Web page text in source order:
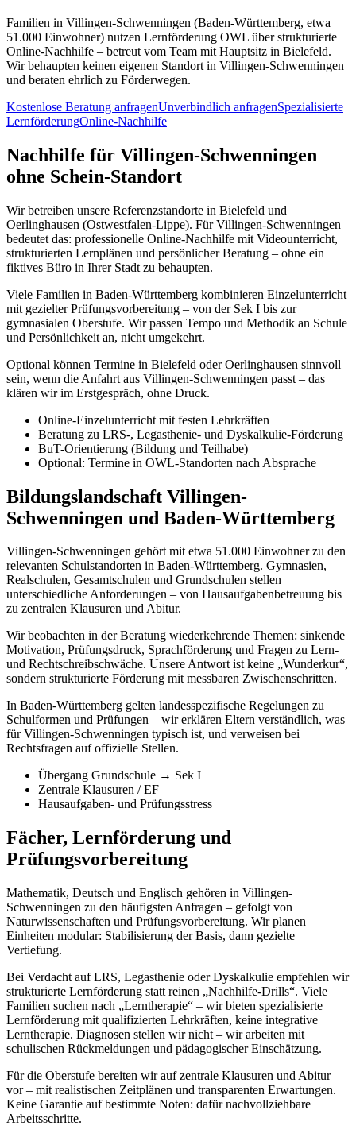
Familien in Villingen-Schwenningen (Baden-Württemberg, etwa
51.000 Einwohner) nutzen Lernförderung OWL über strukturierte
Online-Nachhilfe – betreut vom Team mit Hauptsitz in Bielefeld.
Wir behaupten keinen eigenen Standort in Villingen-Schwenningen
und beraten ehrlich zu Förderwegen.
Kostenlose Beratung anfragenUnverbindlich anfragenSpezialisierte
LernförderungOnline-Nachhilfe
Nachhilfe für Villingen-Schwenningen
ohne Schein-Standort
Wir betreiben unsere Referenzstandorte in Bielefeld und
Oerlinghausen (Ostwestfalen-Lippe). Für Villingen-Schwenningen
bedeutet das: professionelle Online-Nachhilfe mit Videounterricht,
strukturierten Lernplänen und persönlicher Beratung – ohne ein
fiktives Büro in Ihrer Stadt zu behaupten.
Viele Familien in Baden-Württemberg kombinieren Einzelunterricht
mit gezielter Prüfungsvorbereitung – von der Sek I bis zur
gymnasialen Oberstufe. Wir passen Tempo und Methodik an Schule
und Persönlichkeit an, nicht umgekehrt.
Optional können Termine in Bielefeld oder Oerlinghausen sinnvoll
sein, wenn die Anfahrt aus Villingen-Schwenningen passt – das
klären wir im Erstgespräch, ohne Druck.
Online-Einzelunterricht mit festen Lehrkräften
Beratung zu LRS-, Legasthenie- und Dyskalkulie-Förderung
BuT-Orientierung (Bildung und Teilhabe)
Optional: Termine in OWL-Standorten nach Absprache
Bildungslandschaft Villingen-
Schwenningen und Baden-Württemberg
Villingen-Schwenningen gehört mit etwa 51.000 Einwohner zu den
relevanten Schulstandorten in Baden-Württemberg. Gymnasien,
Realschulen, Gesamtschulen und Grundschulen stellen
unterschiedliche Anforderungen – von Hausaufgabenbetreuung bis
zu zentralen Klausuren und Abitur.
Wir beobachten in der Beratung wiederkehrende Themen: sinkende
Motivation, Prüfungsdruck, Sprachförderung und Fragen zu Lern-
und Rechtschreibschwäche. Unsere Antwort ist keine „Wunderkur“,
sondern strukturierte Förderung mit messbaren Zwischenschritten.
In Baden-Württemberg gelten landesspezifische Regelungen zu
Schulformen und Prüfungen – wir erklären Eltern verständlich, was
für Villingen-Schwenningen typisch ist, und verweisen bei
Rechtsfragen auf offizielle Stellen.
Übergang Grundschule → Sek I
Zentrale Klausuren / EF
Hausaufgaben- und Prüfungsstress
Fächer, Lernförderung und
Prüfungsvorbereitung
Mathematik, Deutsch und Englisch gehören in Villingen-
Schwenningen zu den häufigsten Anfragen – gefolgt von
Naturwissenschaften und Prüfungsvorbereitung. Wir planen
Einheiten modular: Stabilisierung der Basis, dann gezielte
Vertiefung.
Bei Verdacht auf LRS, Legasthenie oder Dyskalkulie empfehlen wir
strukturierte Lernförderung statt reinen „Nachhilfe-Drills“. Viele
Familien suchen nach „Lerntherapie“ – wir bieten spezialisierte
Lernförderung mit qualifizierten Lehrkräften, keine integrative
Lerntherapie. Diagnosen stellen wir nicht – wir arbeiten mit
schulischen Rückmeldungen und pädagogischer Einschätzung.
Für die Oberstufe bereiten wir auf zentrale Klausuren und Abitur
vor – mit realistischen Zeitplänen und transparenten Erwartungen.
Keine Garantie auf bestimmte Noten: dafür nachvollziehbare
Arbeitsschritte.